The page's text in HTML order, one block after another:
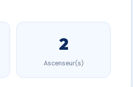
2
Ascenseur(s)